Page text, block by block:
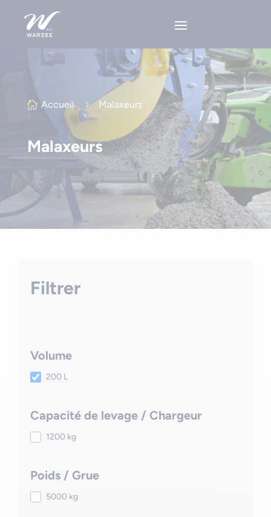
 Accueil 5 Malaxeurs
Malaxeurs
Filtrer
Volume
200 L
Capacité de levage / Chargeur
1200 kg
Poids / Grue
5000 kg